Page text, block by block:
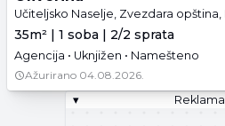
35m² | 1 soba | 2/2 sprata
Agencija • Uknjižen • Namešteno
Ažurirano 04.08.2026.
▾
Reklama